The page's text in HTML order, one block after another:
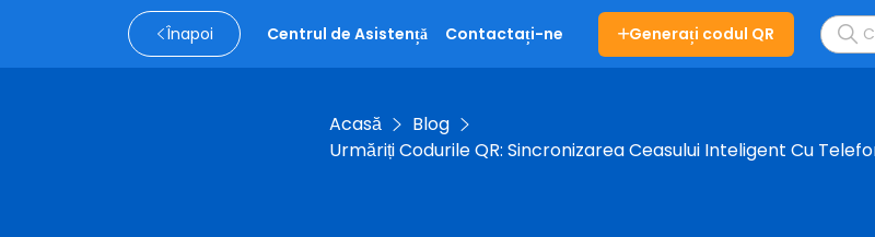
Înapoi Centrul de Asistență Contactați-ne Generați codul QR
Acasă
Blog
Urmăriți Codurile QR: Sincronizarea Ceasului Inteligent Cu